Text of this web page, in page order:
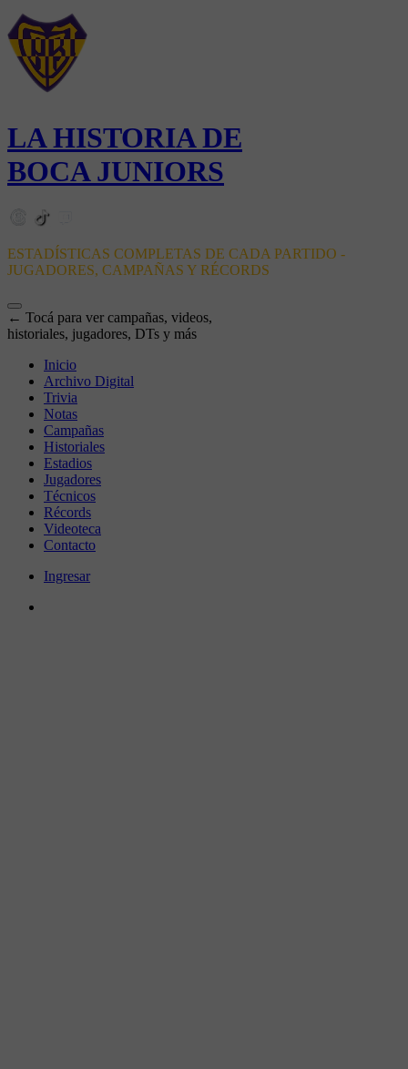
LA HISTORIA DE
BOCA JUNIORS
ESTADÍSTICAS COMPLETAS DE CADA PARTIDO -
JUGADORES, CAMPAÑAS Y RÉCORDS
← Tocá para ver campañas, videos,
historiales, jugadores, DTs y más
Inicio
Archivo Digital
Trivia
Notas
Campañas
Historiales
Estadios
Jugadores
Técnicos
Récords
Videoteca
Contacto
Ingresar